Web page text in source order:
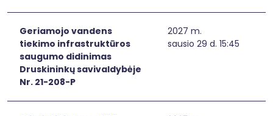
Geriamojo vandens
tiekimo infrastruktūros
saugumo didinimas
Druskininkų savivaldybėje
Nr. 21-208-P
2027 m.
sausio 29 d. 15:45